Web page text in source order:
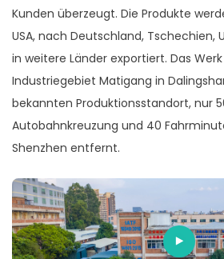
Kunden überzeugt. Die Produkte
USA, nach Deutschland, Tschechien,
in weitere Länder exportiert. Das
Industriegebiet Matigang in
bekannten Produktionsstandort, nur
Autobahnkreuzung und 40
Shenzhen entfernt.